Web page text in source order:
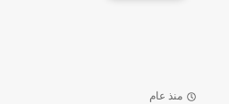
منذ عام